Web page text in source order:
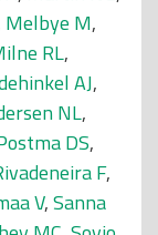
Melbye M,
RL,
AJ,
NL,
DS,
F,
V,Sanna